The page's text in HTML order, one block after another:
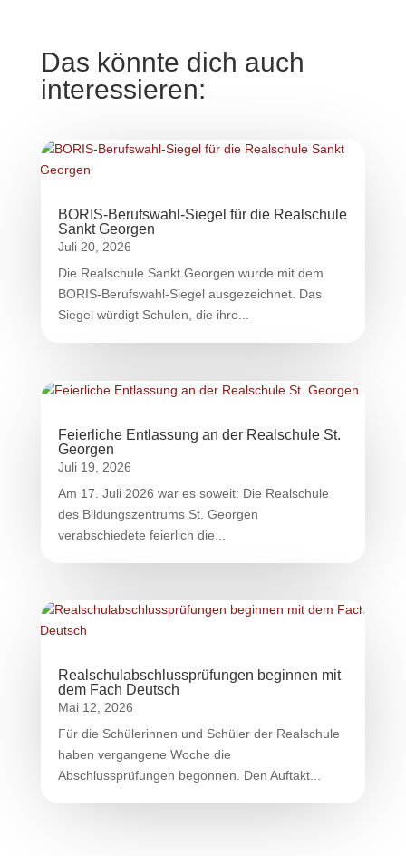
Das könnte dich auch
interessieren:
BORIS-Berufswahl-Siegel für die Realschule
Sankt Georgen
Juli 20, 2026
Die Realschule Sankt Georgen wurde mit dem
BORIS-Berufswahl-Siegel ausgezeichnet. Das
Siegel würdigt Schulen, die ihre...
Feierliche Entlassung an der Realschule St.
Georgen
Juli 19, 2026
Am 17. Juli 2026 war es soweit: Die Realschule
des Bildungszentrums St. Georgen
verabschiedete feierlich die...
Realschulabschlussprüfungen beginnen mit
dem Fach Deutsch
Mai 12, 2026
Für die Schülerinnen und Schüler der Realschule
haben vergangene Woche die
Abschlussprüfungen begonnen. Den Auftakt...